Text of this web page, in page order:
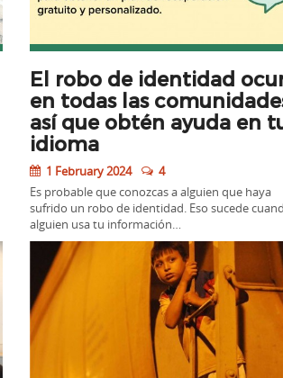
El robo de identidad
en todas las
así que obtén ayuda en
idioma
1 February 2024
4
Es probable que conozcas a alguien que haya
sufrido un robo de identidad. Eso sucede
alguien usa tu información…